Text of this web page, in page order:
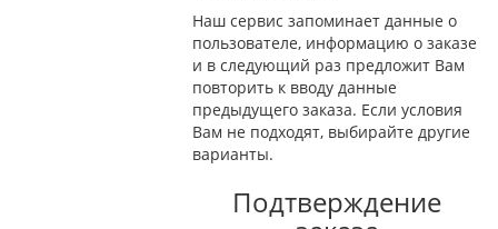
Наш сервис запоминает данные о
пользователе, информацию о заказе
и в следующий раз предложит Вам
повторить к вводу данные
предыдущего заказа. Если условия
Вам не подходят, выбирайте другие
варианты.
Подтверждение